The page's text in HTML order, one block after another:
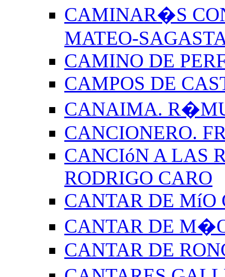
CAMINAR�S
MATEO-
CAMINO DE
CAMPOS DE
CANAIMA.
CANCIONERO.
CANCIóN A LAS
RODRIGO CARO
CANTAR DE MíO
CANTAR DE
CANTAR DE